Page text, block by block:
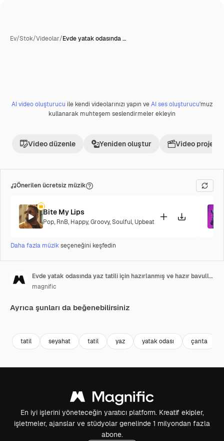
Ev/Stok/Videolar/Evde yatak odasında …
AI video oluşturucu ile kendi videolarınızı yapın veAI ses oluşturucu'muz
kullanarak muhteşem seslendirmeler ekleyin
Video düzenle Yeniden oluştur Video projesi
Önerilen ücretsiz müzik
Bite My Lips
Pop, RnB, Happy,Groovy,Soulful, Upbeat
Daha fazla müzikseçeneğini keşfedin
Evde yatak odasında yaz tatili için hazırlanmış ve hazır bavullar
magnific
Ayrıca şunları da beğenebilirsiniz
tatil seyahat tatil yaz yatak odası çanta
En iyi işlerini yöneteceğin yaratıcı platform. Kreatif ekipler,
işletmeler, ajanslar ve stüdyolar genelinde 1 milyondan fazla
abone.